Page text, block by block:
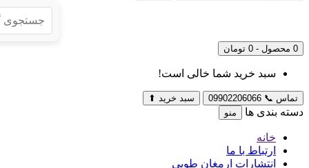
0 محصول - 0 تومان
سبد خرید شما خالی است!
تماس 📞
09902206066 سبد خرید ⬆
دسته بندی ها منو
خانه
ارتباط با ما
انتشارات ارمغان طوبی